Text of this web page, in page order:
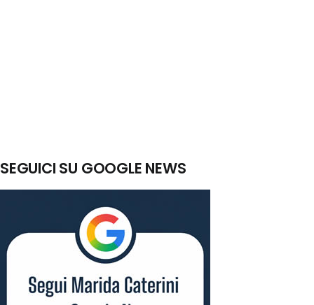
SEGUICI SU GOOGLE NEWS